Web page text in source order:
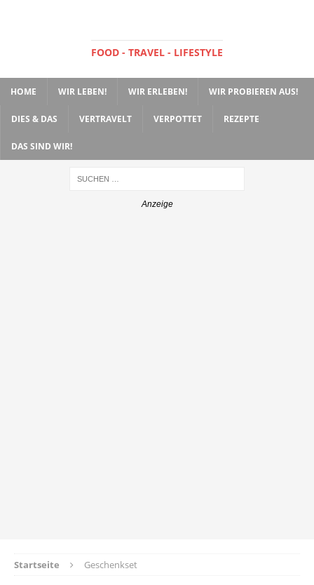
FOOD - TRAVEL - LIFESTYLE
HOME WIR LEBEN! WIR ERLEBEN! WIR PROBIEREN AUS!
DIES & DAS VERTRAVELT VERPOTTET REZEPTE
DAS SIND WIR!
Startseite Geschenkset